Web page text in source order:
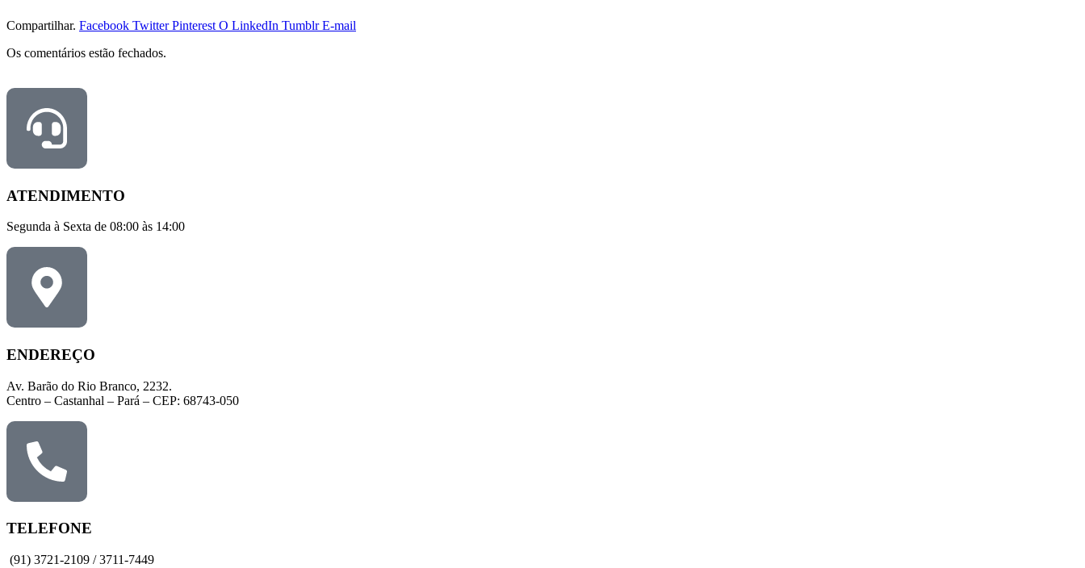
Compartilhar. Facebook Twitter Pinterest O LinkedIn Tumblr E-mail
Os comentários estão fechados.
ATENDIMENTO
Segunda à Sexta de 08:00 às 14:00
ENDEREÇO
Av. Barão do Rio Branco, 2232.
Centro – Castanhal – Pará – CEP: 68743-050
TELEFONE
(91) 3721-2109 / 3711-7449